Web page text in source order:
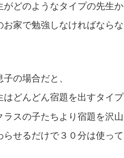
がどのようなタイプの先生
お家で勉強しなければなら
の場合だと、
はどんどん宿題を出すタイ
ラスの子たちより宿題を沢
らせるだけで３０分は使っ